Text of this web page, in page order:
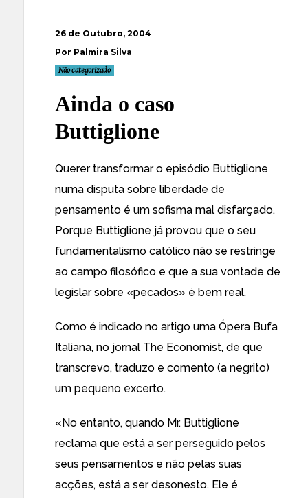
26 de Outubro, 2004
Por Palmira Silva
Não categorizado
Ainda o caso
Buttiglione
Querer transformar o episódio Buttiglione
numa disputa sobre liberdade de
pensamento é um sofisma mal disfarçado.
Porque Buttiglione já provou que o seu
fundamentalismo católico não se restringe
ao campo filosófico e que a sua vontade de
legislar sobre «pecados» é bem real.
Como é indicado no artigo uma Ópera Bufa
Italiana, no jornal The Economist, de que
transcrevo, traduzo e comento (a negrito)
um pequeno excerto.
«No entanto, quando Mr. Buttiglione
reclama que está a ser perseguido pelos
seus pensamentos e não pelas suas
acções, está a ser desonesto. Ele é